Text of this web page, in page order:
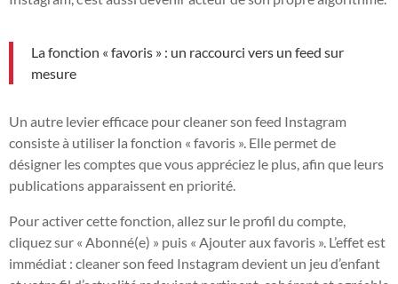
La fonction « favoris » : un raccourci vers un feed sur
mesure
Un autre levier efficace pour cleaner son feed Instagram
consiste à utiliser la fonction « favoris ». Elle permet de
désigner les comptes que vous appréciez le plus, afin que leurs
publications apparaissent en priorité.
Pour activer cette fonction, allez sur le profil du compte,
cliquez sur « Abonné(e) » puis « Ajouter aux favoris ». L’effet est
immédiat : cleaner son feed Instagram devient un jeu d’enfant